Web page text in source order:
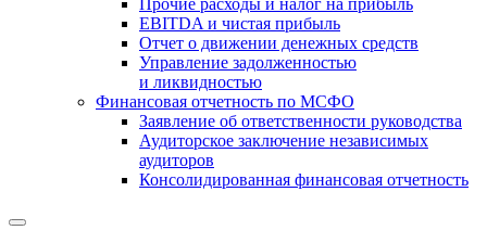
Прочие расходы и налог на прибыль
EBITDA и чистая прибыль
Отчет о движении денежных средств
Управление задолженностью
и ликвидностью
Финансовая отчетность по МСФО
Заявление об ответственности руководства
Аудиторское заключение независимых
аудиторов
Консолидированная финансовая отчетность